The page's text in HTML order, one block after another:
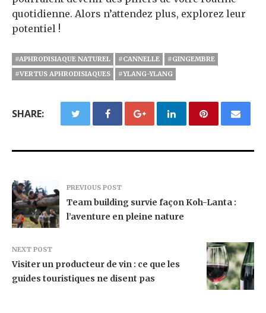
quotidienne. Alors n’attendez plus, explorez leur
potentiel !
#APHRODISIAQUE NATUREL #CANNELLE
#GINGEMBRE
#VERTUS APHRODISIAQUES
#YLANG-YLANG
SHARE:
PREVIOUS POST
Team building survie façon Koh-Lanta :
l’aventure en pleine nature
NEXT POST
Visiter un producteur de vin : ce que les
guides touristiques ne disent pas